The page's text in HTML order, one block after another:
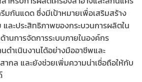
มกันแดด ซึ่งมีเป้าหมายเพื่อเสริมสร้าง
ะประสิทธิภาพของกระบวนการผลิตใน
านการจัดการระบบภายในองค์กร
ดำเนินงานได้อย่างมืออาชีพและ
กล และยังช่วยเพิ่มความน่าเชื่อถือให้กับ